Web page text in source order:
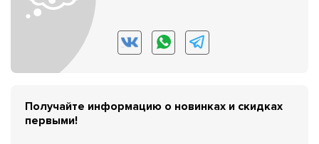
Получайте информацию о новинках и скидках
первыми!